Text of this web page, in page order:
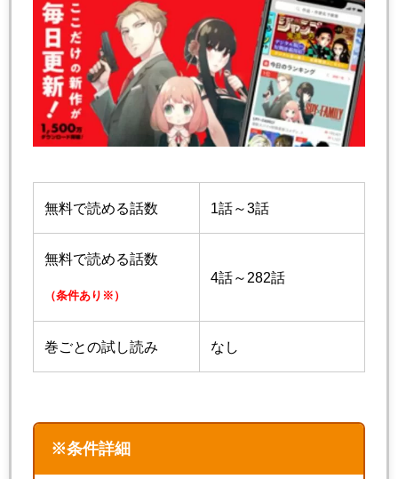
無料で読める話数 1話～3話
無料で読める話数
（条件あり※）
4話～282話
巻ごとの試し読み なし
※条件詳細